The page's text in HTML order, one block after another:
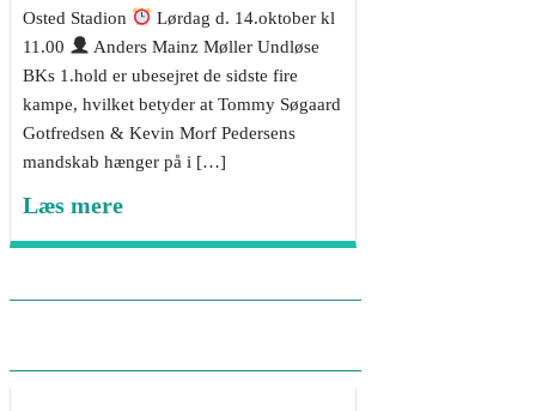
Osted Stadion
Lørdag d. 14.oktober kl
11.00
Anders Mainz Møller Undløse
BKs 1.hold er ubesejret de sidste fire
kampe, hvilket betyder at Tommy Søgaard
Gotfredsen & Kevin Morf Pedersens
mandskab hænger på i […]
Læs mere